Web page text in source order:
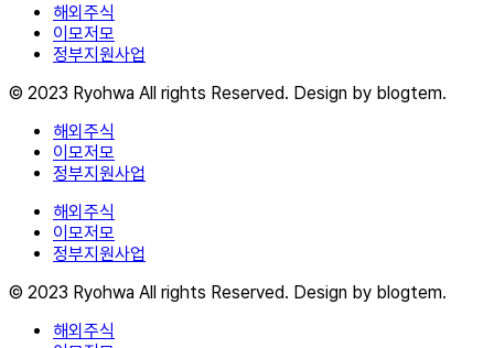
해외주식
이모저모
정부지원사업
© 2023 Ryohwa All rights Reserved. Design by blogtem.
해외주식
이모저모
정부지원사업
해외주식
이모저모
정부지원사업
© 2023 Ryohwa All rights Reserved. Design by blogtem.
해외주식